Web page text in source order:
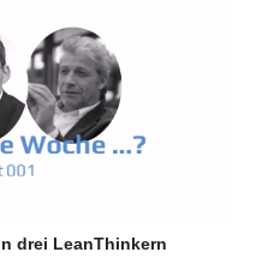
drei LeanThinkern